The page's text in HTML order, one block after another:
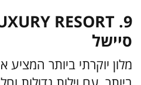
סיישל
מלון יוקרתי ביותר